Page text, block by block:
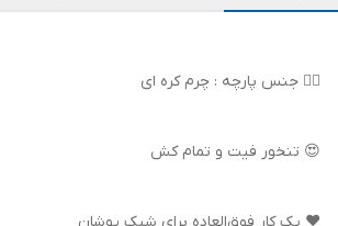
👌🏻 جنس پارچه : چرم کره ای
😍 تنخور فیت و تمام کش